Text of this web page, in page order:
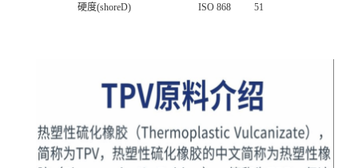
硬度(shoreD)
ISO 868 51